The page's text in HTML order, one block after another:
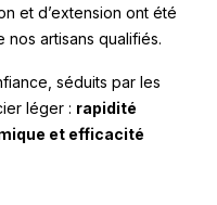
et d’extension ont été
artisans qualifiés.
séduits par les
léger : rapidité
et efficacité